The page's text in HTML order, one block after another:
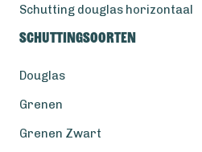
Schutting douglas horizontaal
Schuttingsoorten
Douglas
Grenen
Grenen Zwart